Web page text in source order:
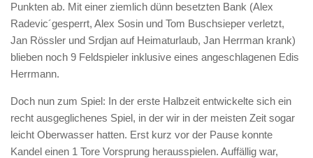
Punkten ab. Mit einer ziemlich dünn besetzten Bank (Alex
Radevic´gesperrt, Alex Sosin und Tom Buschsieper verletzt,
Jan Rössler und Srdjan auf Heimaturlaub, Jan Herrman krank)
blieben noch 9 Feldspieler inklusive eines angeschlagenen Edis
Herrmann.
Doch nun zum Spiel: In der erste Halbzeit entwickelte sich ein
recht ausgeglichenes Spiel, in der wir in der meisten Zeit sogar
leicht Oberwasser hatten. Erst kurz vor der Pause konnte
Kandel einen 1 Tore Vorsprung herausspielen. Auffällig war,